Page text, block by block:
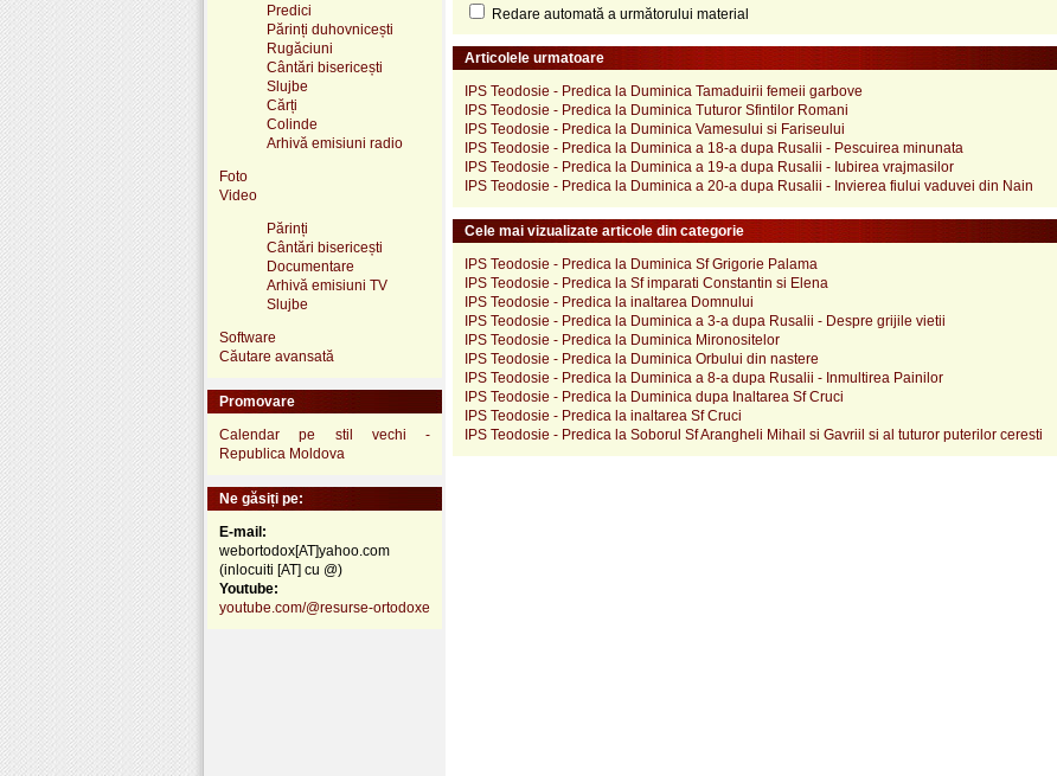
Redare automată a următorului material
Articolele urmatoare
IPS Teodosie - Predica la Duminica Tamaduirii femeii garbove
IPS Teodosie - Predica la Duminica Tuturor Sfintilor Romani
IPS Teodosie - Predica la Duminica Vamesului si Fariseului
IPS Teodosie - Predica la Duminica a 18-a dupa Rusalii - Pescuirea minunata
IPS Teodosie - Predica la Duminica a 19-a dupa Rusalii - Iubirea vrajmasilor
IPS Teodosie - Predica la Duminica a 20-a dupa Rusalii - Invierea fiului vaduvei din Nain
Cele mai vizualizate articole din categorie
IPS Teodosie - Predica la Duminica Sf Grigorie Palama
IPS Teodosie - Predica la Sf imparati Constantin si Elena
IPS Teodosie - Predica la inaltarea Domnului
IPS Teodosie - Predica la Duminica a 3-a dupa Rusalii - Despre grijile vietii
IPS Teodosie - Predica la Duminica Mironositelor
IPS Teodosie - Predica la Duminica Orbului din nastere
IPS Teodosie - Predica la Duminica a 8-a dupa Rusalii - Inmultirea Painilor
IPS Teodosie - Predica la Duminica dupa Inaltarea Sf Cruci
IPS Teodosie - Predica la inaltarea Sf Cruci
IPS Teodosie - Predica la Soborul Sf Arangheli Mihail si Gavriil si al tuturor puterilor ceresti
Predici
Părinți duhovnicești
Rugăciuni
Cântări bisericești
Slujbe
Cărți
Colinde
Arhivă emisiuni radio
Foto
Video
Părinți
Cântări bisericești
Documentare
Arhivă emisiuni TV
Slujbe
Software
Căutare avansată
Promovare
Calendar pe stil vechi -
Republica Moldova
Ne găsiți pe:
E-mail:
webortodox[AT]yahoo.com
(inlocuiti [AT] cu @)
Youtube:
youtube.com/@resurse-ortodoxe